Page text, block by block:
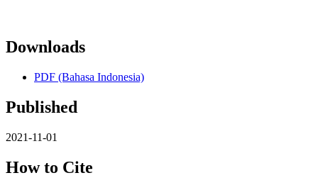
Downloads
PDF (Bahasa Indonesia)
Published
2021-11-01
How to Cite